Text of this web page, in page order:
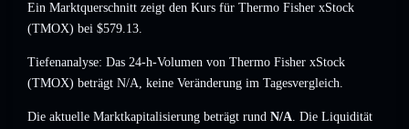
Ein Marktquerschnitt zeigt den Kurs für Thermo Fisher xStock
(TMOX) bei $579.13.
Tiefenanalyse: Das 24-h-Volumen von Thermo Fisher xStock
(TMOX) beträgt N/A, keine Veränderung im Tagesvergleich.
Die aktuelle Marktkapitalisierung beträgt rund N/A. Die Liquidität